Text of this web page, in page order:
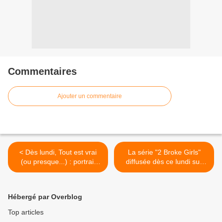
Commentaires
Ajouter un commentaire
< Dès lundi, Tout est vrai
(ou presque...) : portrait
décalé de personnalités.
La série "2 Broke Girls"
diffusée dès ce lundi sur
MTV. >
Hébergé par Overblog
Top articles